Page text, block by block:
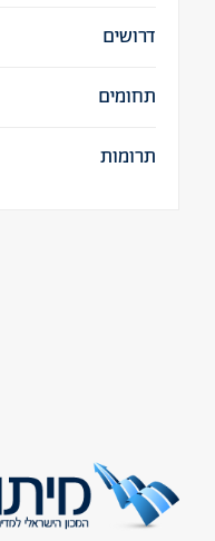
דרושים
תחומים
תרומות